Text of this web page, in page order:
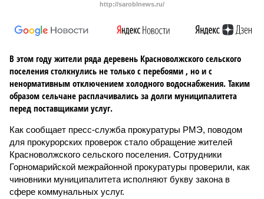
http://saroblnews.ru/
В этом году жители ряда деревень Красноволжского сельского
поселения столкнулись не только с перебоями , но и с
ненормативным отключением холодного водоснабжения. Таким
образом сельчане расплачивались за долги муниципалитета
перед поставщиками услуг.
Как сообщает пресс-служба прокуратуры РМЭ, поводом
для прокурорских проверок стало обращение жителей
Красноволжского сельского поселения. Сотрудники
Горномарийской межрайонной прокуратуры проверили, как
чиновники муниципалитета исполняют букву закона в
сфере коммунальных услуг.